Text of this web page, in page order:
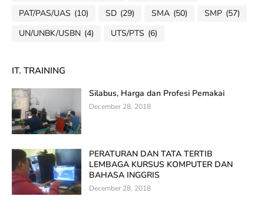
PAT/PAS/UAS (10) SD (29) SMA (50) SMP (57)
UN/UNBK/USBN (4) UTS/PTS (6)
IT. TRAINING
Silabus, Harga dan Profesi Pemakai
December 28, 2018
PERATURAN DAN TATA TERTIB
LEMBAGA KURSUS KOMPUTER DAN
BAHASA INGGRIS
December 28, 2018